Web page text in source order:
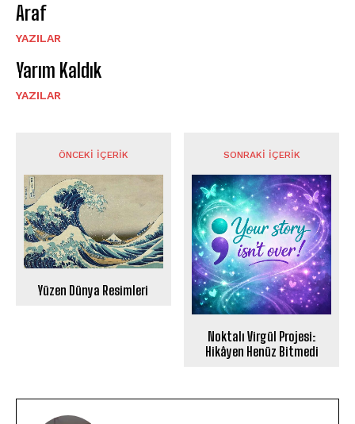
Araf
YAZILAR
Yarım Kaldık
YAZILAR
ÖNCEKI İÇERIK
Yüzen Dünya Resimleri
SONRAKI İÇERIK
Noktalı Virgül Projesi:
Hikâyen Henüz Bitmedi